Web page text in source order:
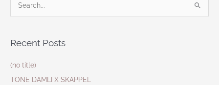
rRecent Posts
(no title)
TONE DAMLI X SKAPPEL